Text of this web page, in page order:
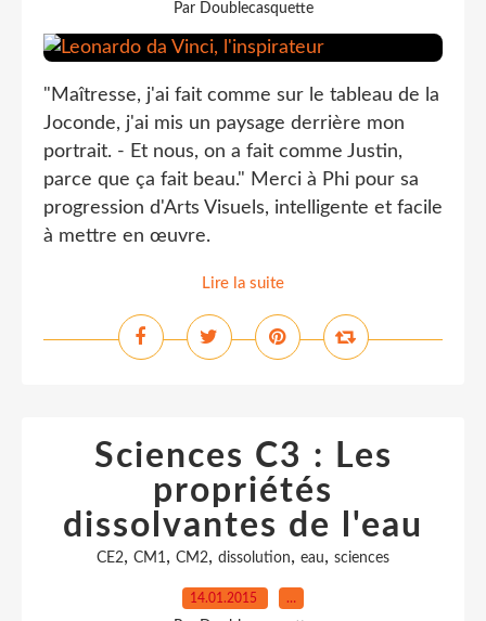
Par Doublecasquette
"Maîtresse, j'ai fait comme sur le tableau de la
Joconde, j'ai mis un paysage derrière mon
portrait. - Et nous, on a fait comme Justin,
parce que ça fait beau." Merci à Phi pour sa
progression d'Arts Visuels, intelligente et facile
à mettre en œuvre.
Lire la suite
Sciences C3 : Les
propriétés
dissolvantes de l'eau
CE2, CM1, CM2, dissolution, eau, sciences
14.01.2015 …